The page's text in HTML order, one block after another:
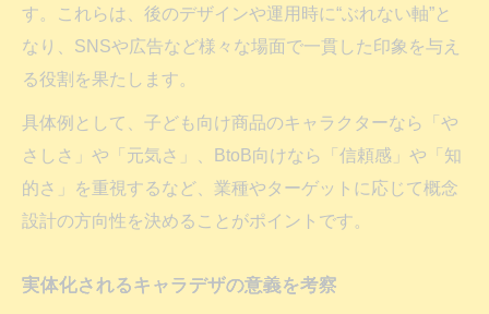
す。これらは、後のデザインや運用時に“ぶれない軸”と
なり、SNSや広告など様々な場面で一貫した印象を与え
る役割を果たします。
具体例として、子ども向け商品のキャラクターなら「や
さしさ」や「元気さ」、BtoB向けなら「信頼感」や「知
的さ」を重視するなど、業種やターゲットに応じて概念
設計の方向性を決めることがポイントです。
実体化されるキャラデザの意義を考察